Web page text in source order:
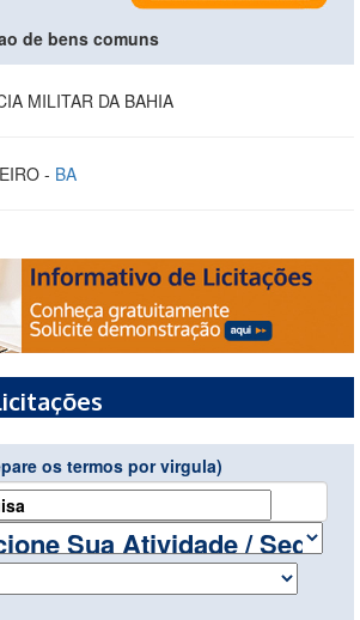
de bens comuns
MILITAR DA BAHIA
- BA
os termos por virgula)